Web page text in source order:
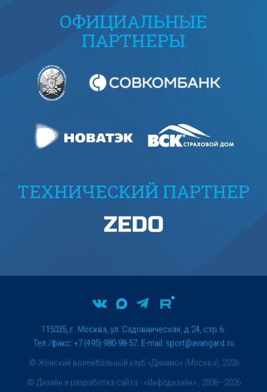
ОФИЦИАЛЬНЫЕ
ПАРТНЕРЫ
ТЕХНИЧЕСКИЙ ПАРТНЕР
© Женский волейбольный клуб «Динамо» (Москва), 2026
115035, г. Москва, ул. Садовническая, д.24, стр.6.
Тел./факс: +7 (495) 980-98-57. E-mail: sport@avangard.ru
© Дизайн и разработка сайта - «Инфодизайн» , 2006—2026